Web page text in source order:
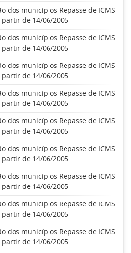
dos municípios Repasse de ICMS
partir de 14/06/2005
dos municípios Repasse de ICMS
partir de 14/06/2005
dos municípios Repasse de ICMS
partir de 14/06/2005
dos municípios Repasse de ICMS
partir de 14/06/2005
dos municípios Repasse de ICMS
partir de 14/06/2005
dos municípios Repasse de ICMS
partir de 14/06/2005
dos municípios Repasse de ICMS
partir de 14/06/2005
dos municípios Repasse de ICMS
partir de 14/06/2005
dos municípios Repasse de ICMS
partir de 14/06/2005